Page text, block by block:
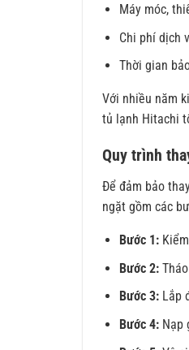
Máy móc,
Chi phí dịch
Thời gian
Với nhiều năm
tủ lạnh Hitachi
Quy trình
Để đảm bảo
ngặt gồm các
Bước 1:
Bước 2:Tháo
Bước 3:Lắp
Bước 4:Nạp